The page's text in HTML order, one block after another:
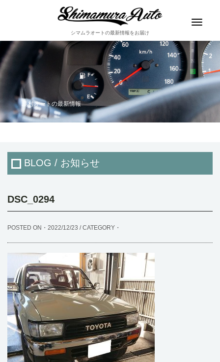
シマムラオートの最新情報をお届け
Toggle
島村オートの最新情報
BLOG / お知らせ
DSC_0294
POSTED ON・2022/12/23 / CATEGORY・